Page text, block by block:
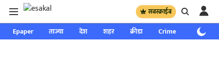
सबस्क्राईब
Epaper ताज्या देश शहर क्रीडा Crime साप्ताहिक